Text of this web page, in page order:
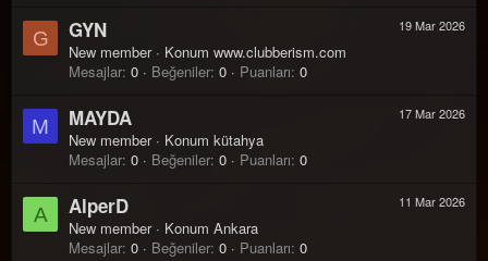
G
19 Mar 2026
GYN
New member · Konum www.clubberism.com
Mesajlar 0 Beğeniler 0 Puanları 0
M
17 Mar 2026
MAYDA
New member · Konum kütahya
Mesajlar 0 Beğeniler 0 Puanları 0
A
11 Mar 2026
AlperD
New member · Konum Ankara
Mesajlar 0 Beğeniler 0 Puanları 0